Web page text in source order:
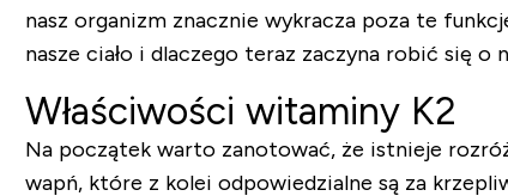
nasz organizm znacznie wykracza poza te
nasze ciało i dlaczego teraz zaczyna robić się o
Właściwości witaminy K2
Na początek warto zanotować, że istnieje
wapń, które z kolei odpowiedzialne są za